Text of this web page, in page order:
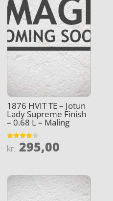
1876 HVIT TE – Jotun
Lady Supreme Finish
– 0.68 L – Maling
Vurderet
3.9
kr. 295,00